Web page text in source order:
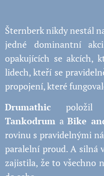
Šternberk nikdy nestál
jedné dominantní
opakujících se akcích,
lidech, kteří se
propojení, které
Drumathic položil
Tankodrum aBike
rovinu s pravidelnými
paralelní proud. A silná
zajistila, že to všechno